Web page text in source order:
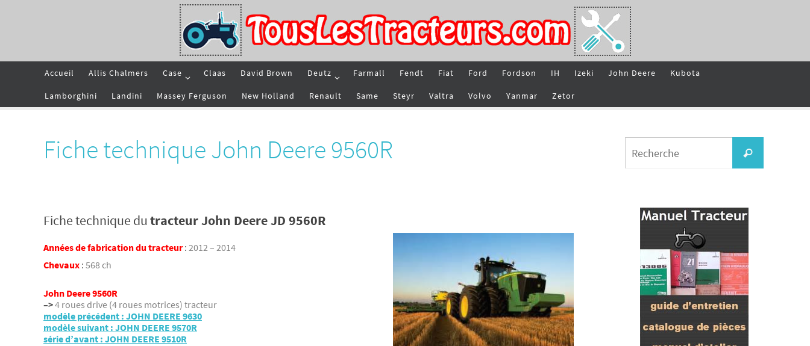
Accueil Allis Chalmers Case Claas David Brown Deutz Farmall Fendt Fiat Ford Fordson IH Izeki John Deere Kubota
Lamborghini Landini Massey Ferguson New Holland Renault Same Steyr Valtra Volvo Yanmar Zetor
Fiche technique John Deere 9560R
Fiche technique dutracteur John Deere JD 9560R
Années de fabrication du tracteur: 2012 – 2014
Chevaux : 568 ch
John Deere 9560R
–>4 roues drive (4 roues motrices) tracteur
modèle précédent : JOHN DEERE 9630
modèle suivant : JOHN DEERE 9570R
série d’avant : JOHN DEERE 9510R
Recherche